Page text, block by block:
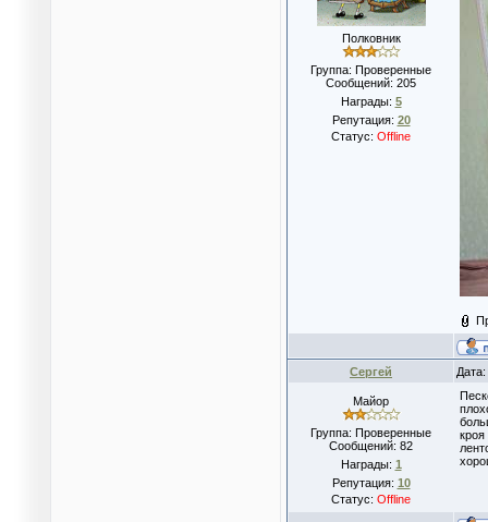
Полковник
Группа: Проверенные
Сообщений: 205
Награды: 5
Репутация: 20
Статус: Offline
Сергей
Майор
Группа: Проверенные
Сообщений: 82
Награды: 1
Репутация: 10
Статус: Offline